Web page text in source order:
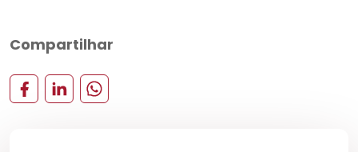
Compartilhar